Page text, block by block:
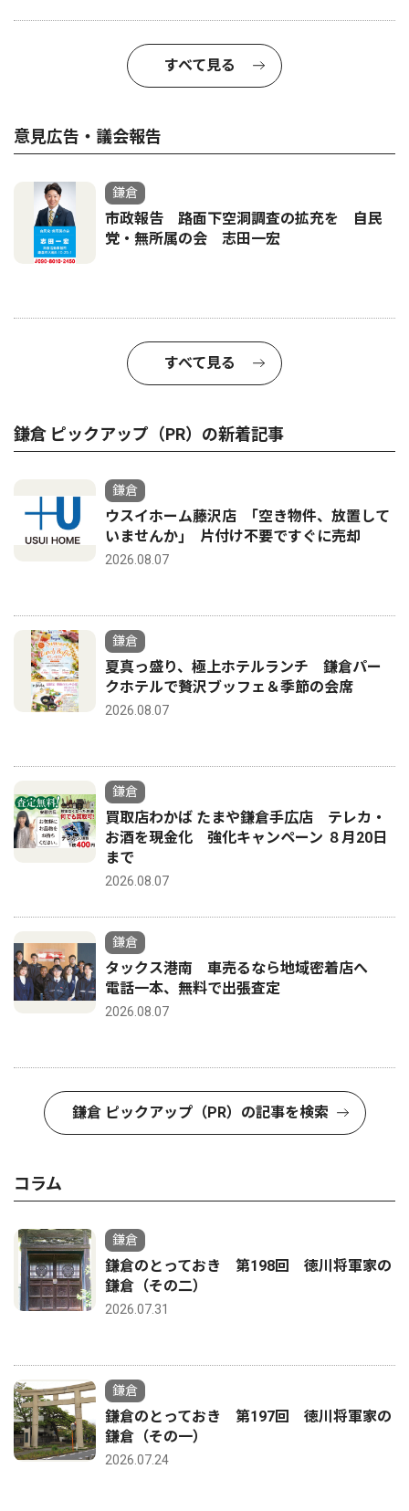
すべて見る
意見広告・議会報告
鎌倉
市政報告 路面下空洞調査の拡充を 自民
党・無所属の会 志田一宏
すべて見る
鎌倉 ピックアップ（PR）の新着記事
鎌倉
ウスイホーム藤沢店 ｢空き物件、放置して
いませんか｣ 片付け不要ですぐに売却
2026.08.07
鎌倉
夏真っ盛り、極上ホテルランチ 鎌倉パー
クホテルで贅沢ブッフェ＆季節の会席
2026.08.07
鎌倉
買取店わかば たまや鎌倉手広店 テレカ・
お酒を現金化 強化キャンペーン ８月20日
まで
2026.08.07
鎌倉
タックス港南 車売るなら地域密着店へ
電話一本、無料で出張査定
2026.08.07
鎌倉 ピックアップ（PR）の記事を検索
コラム
鎌倉
鎌倉のとっておき 第198回 徳川将軍家の
鎌倉（その二）
2026.07.31
鎌倉
鎌倉のとっておき 第197回 徳川将軍家の
鎌倉（その一）
2026.07.24